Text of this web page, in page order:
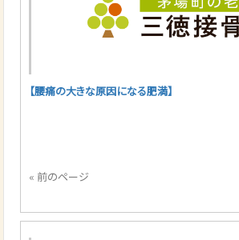
【腰痛の大きな原因になる肥満】
« 前のページ